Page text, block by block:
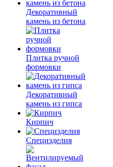
Декоративный
камень из бетона
Плитка ручной
формовки
Декоративный
камень из гипса
Кирпич
Специзделия